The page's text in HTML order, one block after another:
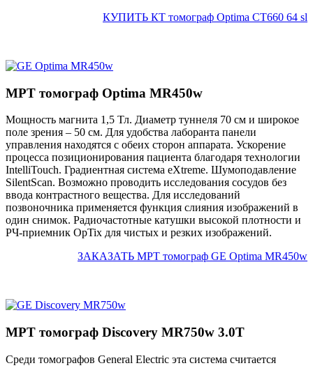
КУПИТЬ КТ томограф Optima CT660 64 sl
МРТ томограф Optima MR450w
Мощность магнита 1,5 Тл. Диаметр туннеля 70 см и широкое
поле зрения – 50 см. Для удобства лаборанта панели
управления находятся с обеих сторон аппарата. Ускорение
процесса позиционирования пациента благодаря технологии
IntelliTouch. Градиентная система eXtreme. Шумоподавление
SilentScan. Возможно проводить исследования сосудов без
ввода контрастного вещества. Для исследований
позвоночника применяется функция слияния изображений в
один снимок. Радиочастотные катушки высокой плотности и
РЧ-приемник OpTix для чистых и резких изображений.
ЗАКАЗАТЬ МРТ томограф GE Optima MR450w
МРТ томограф Discovery MR750w 3.0T
Среди томографов General Electric эта система считается